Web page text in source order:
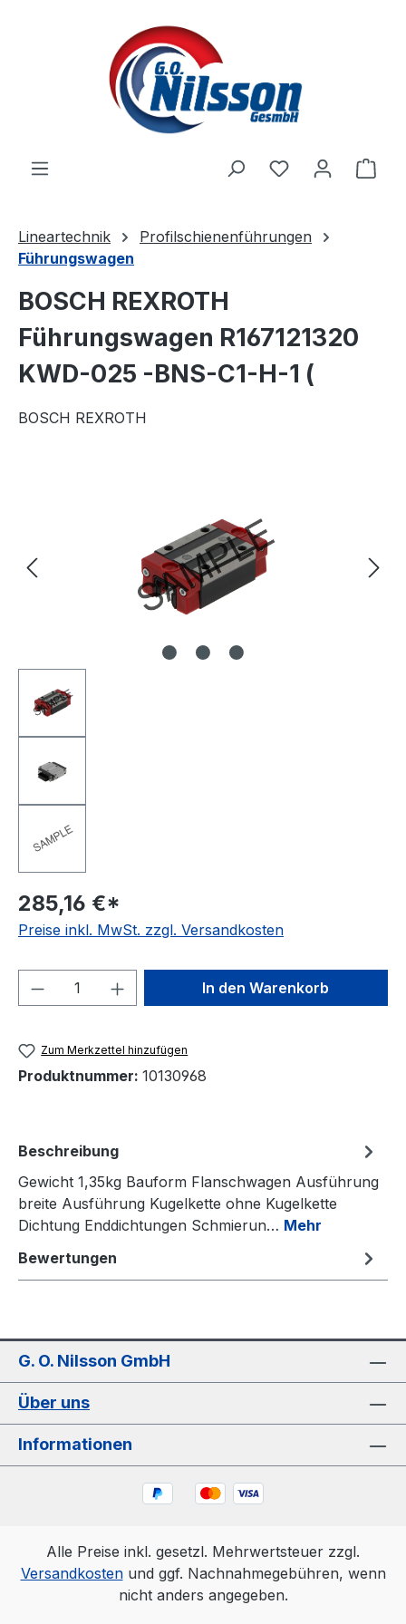
Zum Hauptinhalt springen
Lineartechnik
Profilschienenführungen
Führungswagen
BOSCH REXROTH
Führungswagen R167121320
KWD-025 -BNS-C1-H-1 (
BOSCH REXROTH
285,16 €*
Preise inkl. MwSt. zzgl. Versandkosten
Produkt Anzahl: Gib denIn den Warenkorb
Zum Merkzettel hinzufügen
Produktnummer: 10130968
Beschreibung
Gewicht 1,35kg Bauform Flanschwagen Ausführung
breite Ausführung Kugelkette ohne Kugelkette
Dichtung Enddichtungen Schmierun… Mehr
Bewertungen
G. O. Nilsson GmbH
Über uns
Informationen
Alle Preise inkl. gesetzl. Mehrwertsteuer zzgl.
Versandkostenund ggf. Nachnahmegebühren, wenn
nicht anders angegeben.